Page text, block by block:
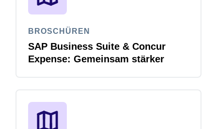
BROSCHÜREN
SAP Business Suite & Concur
Expense: Gemeinsam stärker